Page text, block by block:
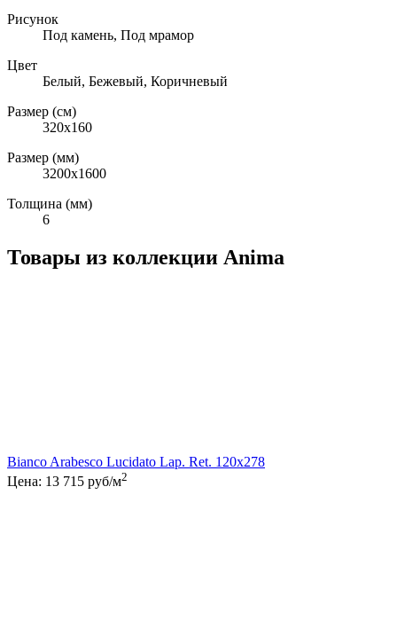
Рисунок
Под камень, Под мрамор
Цвет
Белый, Бежевый, Коричневый
Размер (см)
320х160
Размер (мм)
3200x1600
Толщина (мм)
6
Товары из коллекции Anima
Bianco Arabesco Lucidato Lap. Ret. 120x278
Цена: 13 715 руб/м2